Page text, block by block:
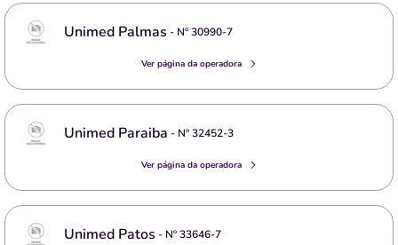
Unimed Palmas - Nº30990-7
Ver página da operadora
Unimed Paraiba - Nº32452-3
Ver página da operadora
Unimed Patos - Nº33646-7